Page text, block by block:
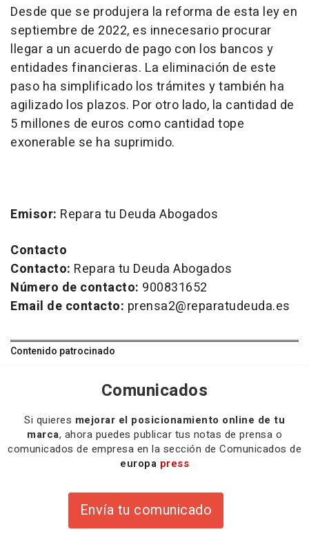
Desde que se produjera la reforma de esta ley en
septiembre de 2022, es innecesario procurar
llegar a un acuerdo de pago con los bancos y
entidades financieras. La eliminación de este
paso ha simplificado los trámites y también ha
agilizado los plazos. Por otro lado, la cantidad de
5 millones de euros como cantidad tope
exonerable se ha suprimido.
Emisor: Repara tu Deuda Abogados
Contacto
Contacto: Repara tu Deuda Abogados
Número de contacto: 900831652
Email de contacto: prensa2@reparatudeuda.es
Contenido patrocinado
Comunicados
Si quieres mejorar el posicionamiento online de tu
marca, ahora puedes publicar tus notas de prensa o
comunicados de empresa en la sección de Comunicados de
europa press
Envía tu comunicado